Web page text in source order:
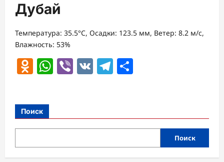
Дубай
Температура: 35.5°C, Осадки: 123.5 мм, Ветер: 8.2 м/с,
Влажность: 53%
Odnoklassniki
WhatsApp
Viber
VK Telegram
Поиск
Поиск